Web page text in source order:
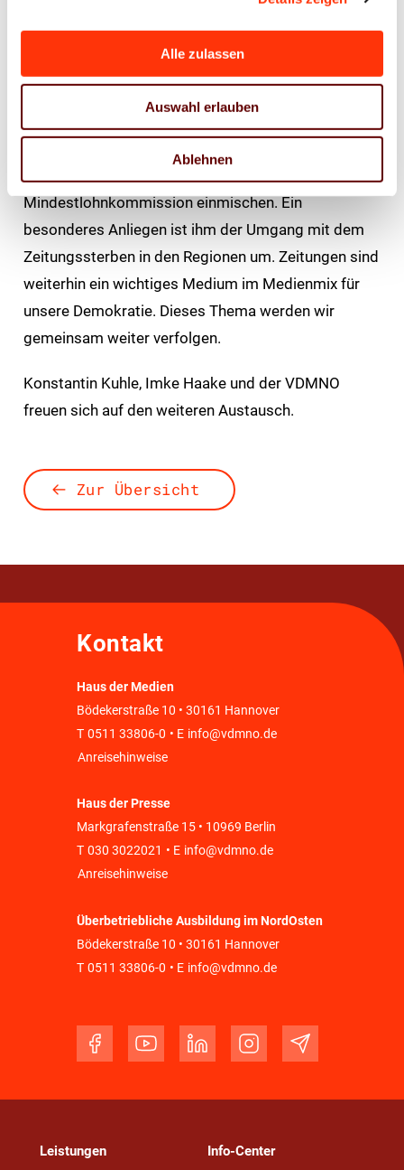
Alle zulassen
Auswahl erlauben
Ablehnen
Außerdem: Die Regierung soll sich nicht in die
Mindestlohnkommission einmischen. Ein
besonderes Anliegen ist ihm der Umgang mit dem
Zeitungssterben in den Regionen um. Zeitungen sind
weiterhin ein wichtiges Medium im Medienmix für
unsere Demokratie. Dieses Thema werden wir
gemeinsam weiter verfolgen.
Konstantin Kuhle, Imke Haake und der VDMNO
freuen sich auf den weiteren Austausch.
Zur Übersicht
Kontakt
Haus der Medien
Bödekerstraße 10 • 30161 Hannover
T 0511 33806-0 • E info@vdmno.de
Anreisehinweise
Haus der Presse
Markgrafenstraße 15 • 10969 Berlin
T 030 3022021 • E info@vdmno.de
Anreisehinweise
Überbetriebliche Ausbildung im NordOsten
Bödekerstraße 10 • 30161 Hannover
T 0511 33806-0 • E info@vdmno.de
Leistungen Info-Center